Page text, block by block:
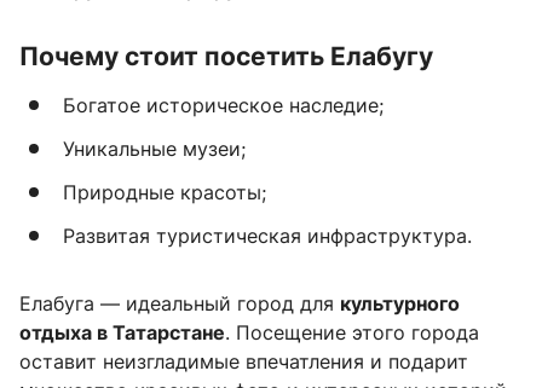
Почему стоит посетить Елабугу
Богатое историческое наследие;
Уникальные музеи;
Природные красоты;
Развитая туристическая инфраструктура.
Елабуга — идеальный город для культурного
отдыха в Татарстане. Посещение этого города
оставит неизгладимые впечатления и подарит